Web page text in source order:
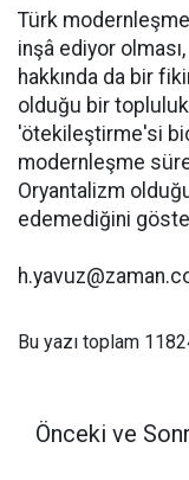
Türk
inşâ ediyor
hakkında da bir
olduğu bir
'ötekileştirme'si
modernleşme
Oryantalizm
edemediğini
Bu yazı toplam
Önceki ve